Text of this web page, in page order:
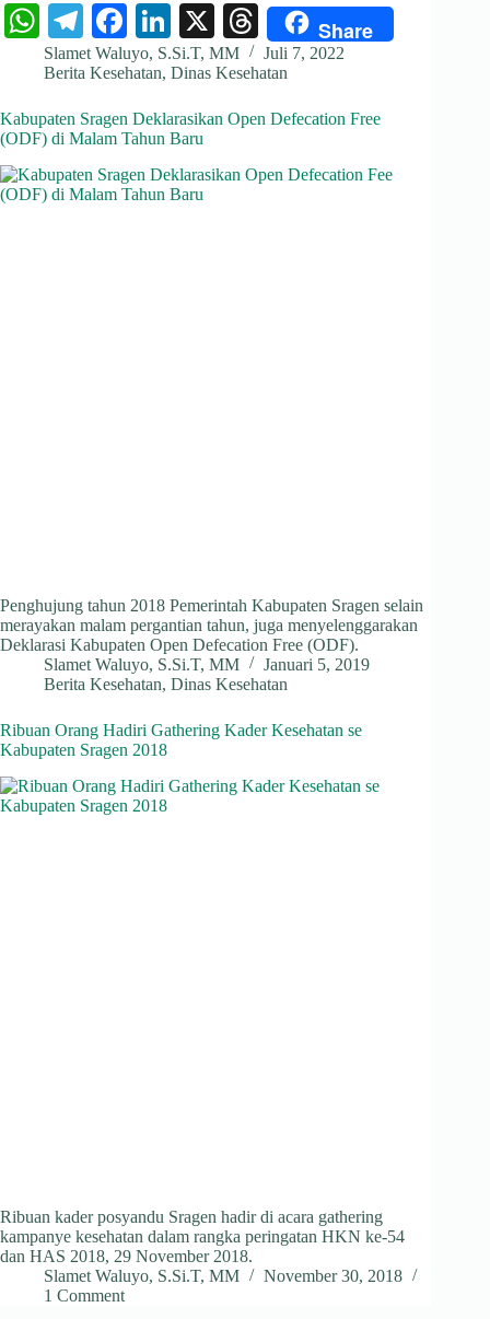
W
ha
ts
A
pp
Te
le
gr
a
m
Fa
ce
bo
ok
Li
nk
ed
In
X
T
hr
ea
ds
Share
Slamet Waluyo, S.Si.T, MM
Juli 7, 2022
Berita Kesehatan, Dinas Kesehatan
Kabupaten Sragen Deklarasikan Open Defecation Free
(ODF) di Malam Tahun Baru
Penghujung tahun 2018 Pemerintah Kabupaten Sragen selain
merayakan malam pergantian tahun, juga menyelenggarakan
Deklarasi Kabupaten Open Defecation Free (ODF).
Slamet Waluyo, S.Si.T, MM
Januari 5, 2019
Berita Kesehatan, Dinas Kesehatan
Ribuan Orang Hadiri Gathering Kader Kesehatan se
Kabupaten Sragen 2018
Ribuan kader posyandu Sragen hadir di acara gathering
kampanye kesehatan dalam rangka peringatan HKN ke-54
dan HAS 2018, 29 November 2018.
Slamet Waluyo, S.Si.T, MM
November 30, 2018
1 Comment